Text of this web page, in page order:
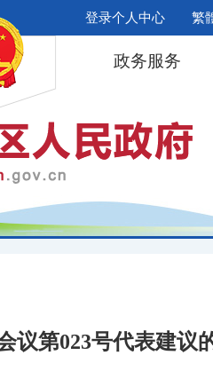
登录个人中心 繁
政务服务
议第023号代表建议